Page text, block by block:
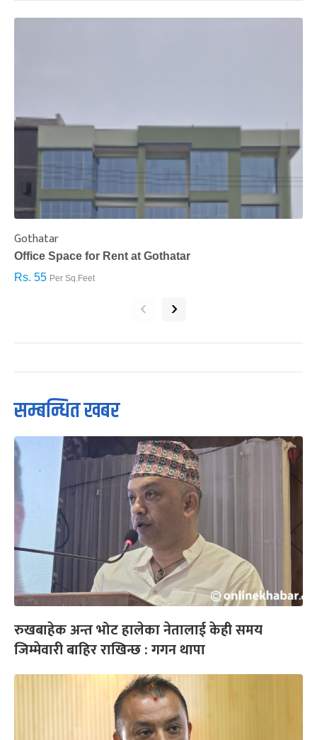
Gothatar
Office Space for Rent at Gothatar
Rs. 55 Per Sq.Feet
‹ ›
सम्बन्धित खबर
रुखबाहेक अन्त भोट हालेका नेतालाई केही समय
जिम्मेवारी बाहिर राखिन्छ : गगन थापा